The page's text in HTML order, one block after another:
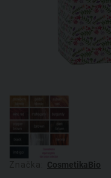
CosmetikaBio